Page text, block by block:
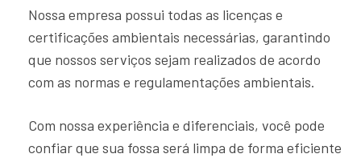
Nossa empresa possui todas as licenças e
certificações ambientais necessárias, garantindo
que nossos serviços sejam realizados de acordo
com as normas e regulamentações ambientais.
Com nossa experiência e diferenciais, você pode
confiar que sua fossa será limpa de forma eficiente